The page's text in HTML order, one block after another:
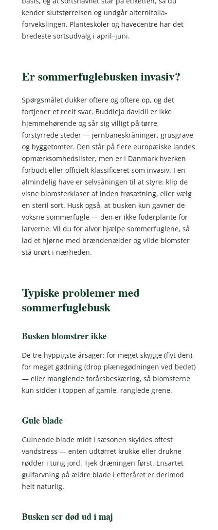
kender slutstørrelsen og undgår alternifolia-
forvekslingen. Planteskoler og havecentre har det
bredeste sortsudvalg i april–juni.
Er sommerfuglebusken invasiv?
Spørgsmålet dukker oftere og oftere op, og det
fortjener et reelt svar. Buddleja davidii er ikke
hjemmehørende og sår sig villigt på tørre,
forstyrrede steder — jernbaneskråninger, grusgrave
og byggetomter. Den står på flere europæiske landes
opmærksomhedslister, men er i Danmark hverken
forbudt eller officielt klassificeret som invasiv. I en
almindelig have er selvsåningen til at styre: klip de
visne blomsterklaser af inden frøsætning, eller vælg
en steril sort. Husk også, at busken kun gavner de
voksne sommerfugle — den er ikke foderplante for
larverne. Vil du for alvor hjælpe sommerfuglene, så
lad et hjørne med brændenælder og vilde blomster
stå urørt i nærheden.
Typiske problemer med
sommerfuglebusk
Busken blomstrer ikke
De tre hyppigste årsager: for meget skygge (flyt den),
for meget gødning (drop plænegødningen ved bedet)
— eller manglende forårsbeskæring, så blomsterne
kun sidder i toppen af gamle, ranglede grene.
Gule blade
Gulnende blade midt i sæsonen skyldes oftest
vandstress — enten udtørret krukke eller drukne
rødder i tung jord. Tjek dræningen først. Ensartet
gulfarvning på ældre blade i efteråret er derimod
helt naturlig.
Busken ser død ud i maj